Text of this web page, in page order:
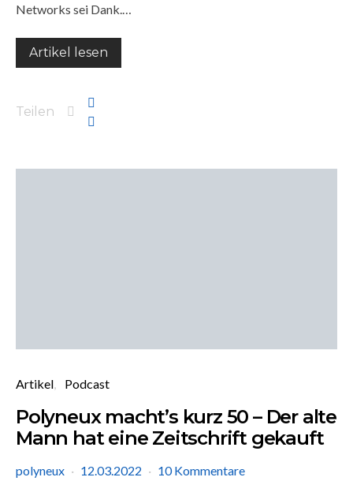
Networks sei Dank.…
Artikel lesen
Teilen
Artikel Podcast
Polyneux macht’s kurz 50 – Der alte
Mann hat eine Zeitschrift gekauft
polyneux 12.03.2022 10 Kommentare